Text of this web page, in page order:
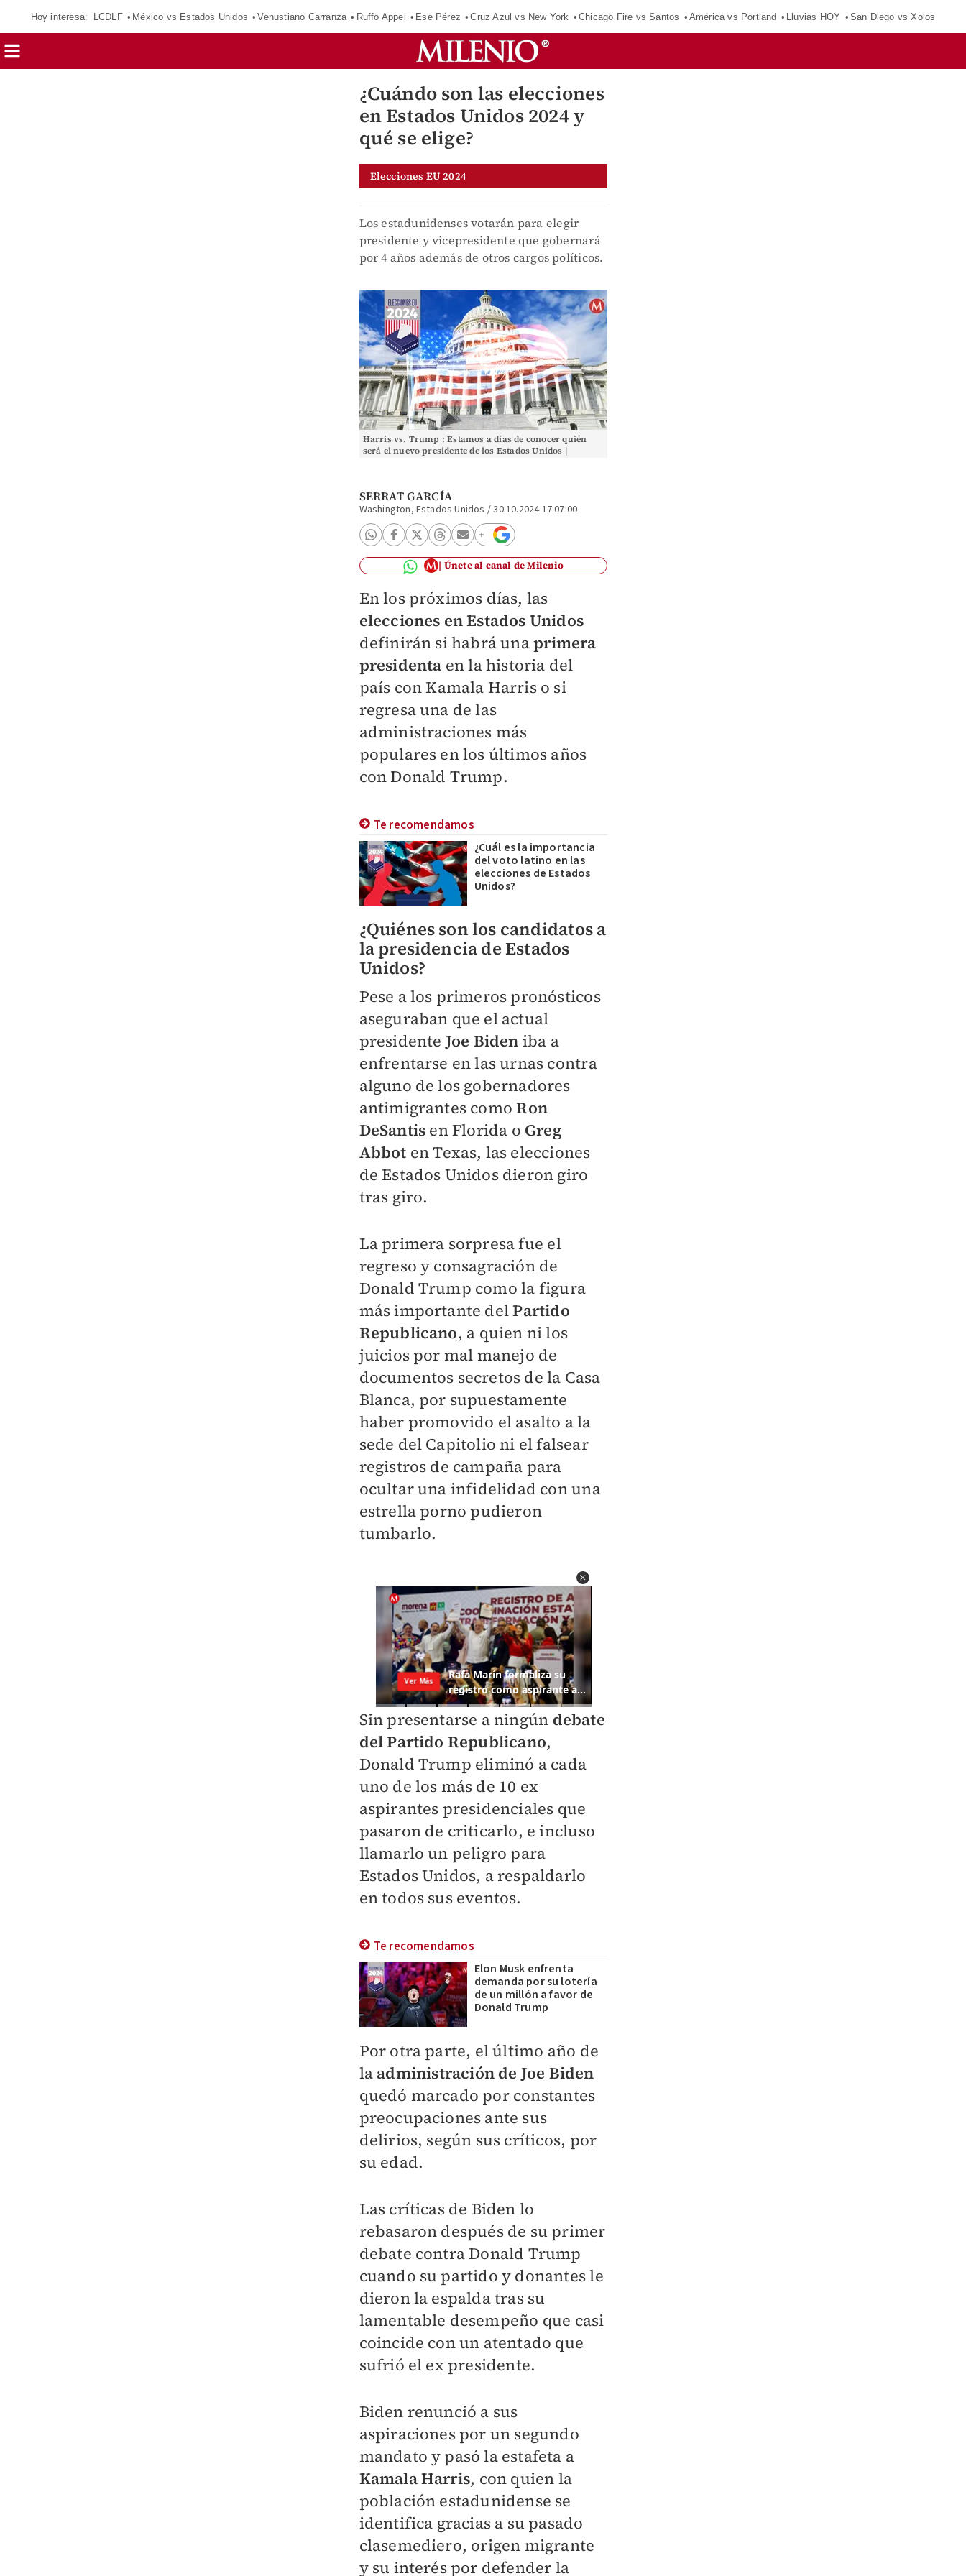
Hoy interesa: LCDLF México vs Estados Unidos Venustiano Carranza Ruffo Appel Ese Pérez Cruz Azul vs New York Chicago Fire vs Santos América vs Portland Lluvias HOY San Diego vs Xolos
¿Cuándo son las elecciones
en Estados Unidos 2024 y
qué se elige?
Elecciones EU 2024
Los estadunidenses votarán para elegir
presidente y vicepresidente que gobernará
por 4 años además de otros cargos políticos.
Harris vs. Trump : Estamos a días de conocer quién
será el nuevo presidente de los Estados Unidos |
SERRAT GARCÍA
Washington, Estados Unidos /30.10.2024 17:07:00
Únete al canal de Milenio
En los próximos días, las
elecciones en Estados Unidos
definirán si habrá unaprimera
presidenta en la historia del
país con Kamala Harris o si
regresa una de las
administraciones más
populares en los últimos años
con Donald Trump.
Te recomendamos
¿Cuál es la importancia
del voto latino en las
elecciones de Estados
Unidos?
¿Quiénes son los candidatos a
la presidencia de Estados
Unidos?
Pese a los primeros pronósticos
aseguraban que el actual
presidente Joe Biden iba a
enfrentarse en las urnas contra
alguno de los gobernadores
antimigrantes comoRon
DeSantis en Florida o Greg
Abbot en Texas, las elecciones
de Estados Unidos dieron giro
tras giro.
La primera sorpresa fue el
regreso y consagración de
Donald Trump como la figura
más importante delPartido
Republicano, a quien ni los
juicios por mal manejo de
documentos secretos de la Casa
Blanca, por supuestamente
haber promovido el asalto a la
sede del Capitolio ni el falsear
registros de campaña para
ocultar una infidelidad con una
estrella porno pudieron
tumbarlo.
Sin presentarse a ningún debate
del Partido Republicano,
Donald Trump eliminó a cada
uno de los más de 10 ex
aspirantes presidenciales que
pasaron de criticarlo, e incluso
llamarlo un peligro para
Estados Unidos, a respaldarlo
en todos sus eventos.
Te recomendamos
Elon Musk enfrenta
demanda por su lotería
de un millón a favor de
Donald Trump
Por otra parte, el último año de
la administración de Joe Biden
quedó marcado por constantes
preocupaciones ante sus
delirios, según sus críticos, por
su edad.
Las críticas de Biden lo
rebasaron después de su primer
debate contra Donald Trump
cuando su partido y donantes le
dieron la espalda tras su
lamentable desempeño que casi
coincide con un atentado que
sufrió el ex presidente.
Biden renunció a sus
aspiraciones por un segundo
mandato y pasó la estafeta a
Kamala Harris, con quien la
población estadunidense se
identifica gracias a su pasado
clasemediero, origen migrante
y su interés por defender la